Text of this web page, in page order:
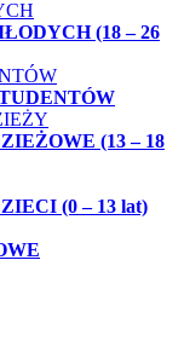
(18 – 26
(13 – 18
(0 – 13 lat)